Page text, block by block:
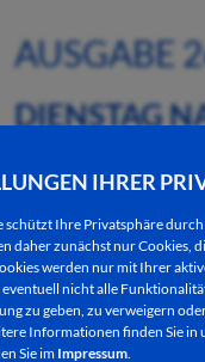
IHRER
schützt Ihre Privatsphäre
daher zunächst nur Cookies,
werden nur mit Ihrer
nicht alle
zu geben, zu verweigern
Informationen finden Sie in
Sie im Impressum.
AUSGABE
DIENSTAG
Natürlich stehen
Auskünfte,
Bürgerinnen und